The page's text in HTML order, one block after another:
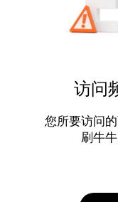
访问
您所要访问
刷牛